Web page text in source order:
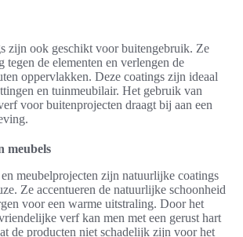
zijn ook geschikt voor buitengebruik. Ze
tegen de elementen en verlengen de
oppervlakken. Deze coatings zijn ideaal
en tuinmeubilair. Het gebruik van
voor buitenprojecten draagt bij aan een
meubels
meubelprojecten zijn natuurlijke coatings
Ze accentueren de natuurlijke schoonheid
voor een warme uitstraling. Door het
verf kan men met een gerust hart
de producten niet schadelijk zijn voor het